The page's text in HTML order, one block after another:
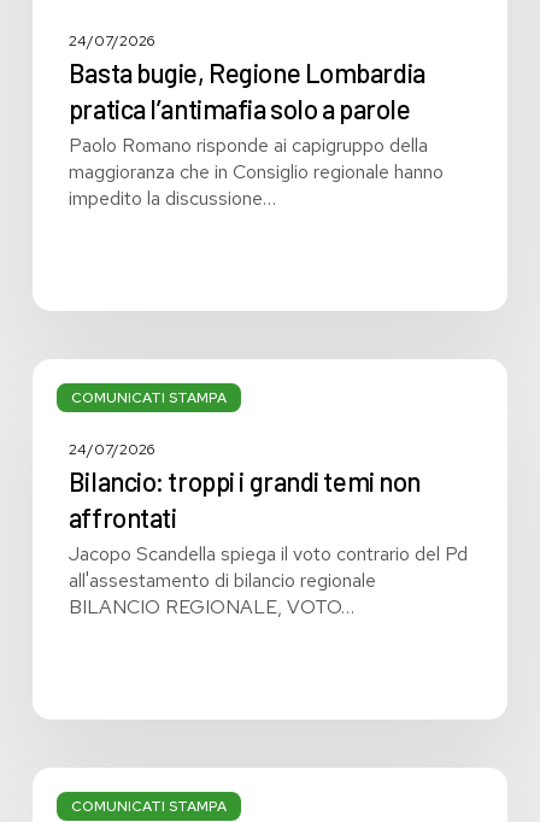
24/07/2026
Basta bugie, Regione Lombardia
pratica l’antimafia solo a parole
Paolo Romano risponde ai capigruppo della
maggioranza che in Consiglio regionale hanno
impedito la discussione…
COMUNICATI STAMPA
Bilancio:
troppi
grandi
affrontati
24/07/2026
Bilancio: troppi i grandi temi non
affrontati
Jacopo Scandella spiega il voto contrario del Pd
all'assestamento di bilancio regionale
BILANCIO REGIONALE, VOTO…
COMUNICATI STAMPA
Bilancio
regionale: